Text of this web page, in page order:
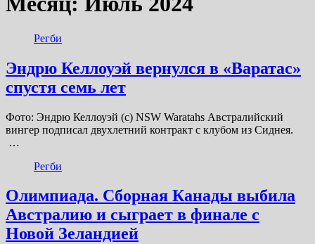
Регби
Эндрю Келлоуэй вернулся в «Варатас»
спустя семь лет
Фото: Эндрю Келлоуэй (с) NSW Waratahs Австралийский
вингер подписал двухлетний контракт с клубом из Сиднея.
…
Регби
Олимпиада. Сборная Канады выбила
Австралию и сыграет в финале с
Новой Зеландией